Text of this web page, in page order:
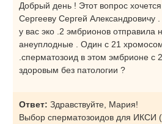
Добрый день ! Этот вопрос
Сергееву Сергей Александровичу
у вас эко .2 эмбрионов отправила
анеуплодные . Один с 21
.сперматозоид в этом эмбрионе
здоровым без патологии ?
Ответ: Здравствуйте, Мария!
Выбор сперматозоидов для ИКСИ